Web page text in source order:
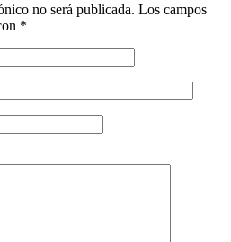
no será publicada. Los campos
*